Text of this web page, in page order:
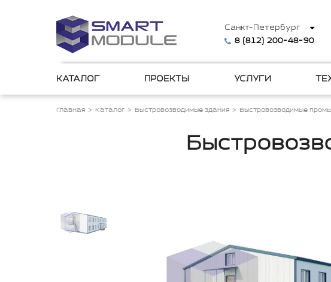
Санкт-Петербург
8 (812) 200-48-90
КАТАЛОГ ПРОЕКТЫ УСЛУГИ
Главная Каталог Быстровозводимые здания Быстровозводимые